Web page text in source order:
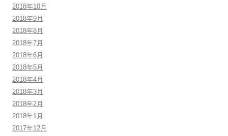
2018年10月
2018年9月
2018年8月
2018年7月
2018年6月
2018年5月
2018年4月
2018年3月
2018年2月
2018年1月
2017年12月